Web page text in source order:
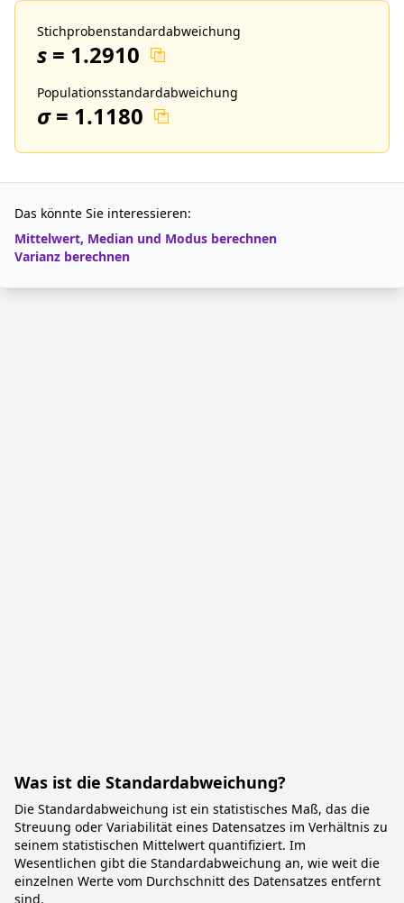
Stichprobenstandardabweichung
s = 1.2910
Populationsstandardabweichung
σ= 1.1180
Das könnte Sie interessieren:
Mittelwert, Median und Modus berechnen
Varianz berechnen
Was ist die Standardabweichung?
Die Standardabweichung ist ein statistisches Maß, das die
Streuung oder Variabilität eines Datensatzes im Verhältnis zu
seinem statistischen Mittelwert quantifiziert. Im
Wesentlichen gibt die Standardabweichung an, wie weit die
einzelnen Werte vom Durchschnitt des Datensatzes entfernt
sind.